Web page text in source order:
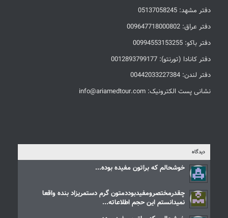
دفتر مشهد: 05137058245
دفتر عراق: 009647718000802
دفتر باکو: 00994553153255
دفتر کانادا (تورنتو): 0012893799177
دفتر لندن: 00442033227384
نشانی پست الکترونیک: info@ariamedtour.com
دیدگاه
خوشحالم که براتون مفیده بوده...
چقدرمختصرومفیدبوددمتون گرم دستمریزاد بنده واقعا
نمیدانستم این حجم اطلاعاته...